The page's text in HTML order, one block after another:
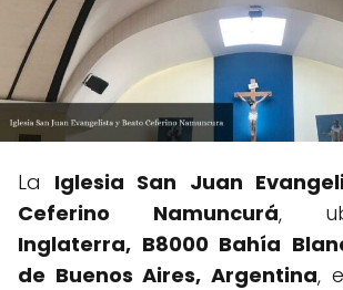
La Iglesia San Juan
Ceferino Namuncurá,
Inglaterra, B8000 Bahía
de Buenos Aires, Argentina,